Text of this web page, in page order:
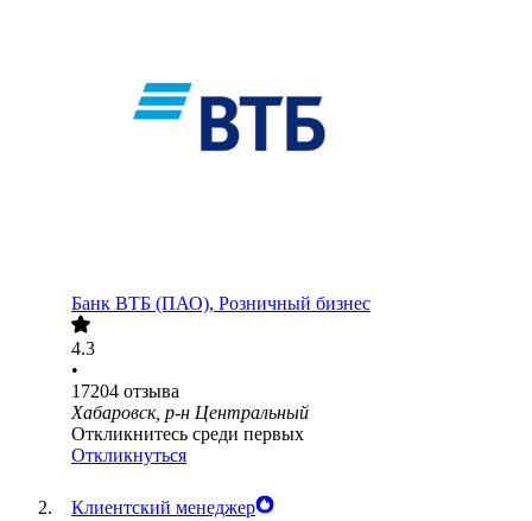
Банк ВТБ (ПАО), Розничный бизнес
4.3
•
17204 отзыва
Хабаровск, р-н Центральный
Откликнитесь среди первых
Откликнуться
Клиентский менеджер